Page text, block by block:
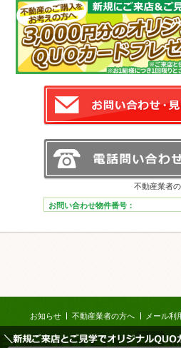
不動産業者
お問い合わせ物件番号：
お知らせ 不動産業者の方へ メール利